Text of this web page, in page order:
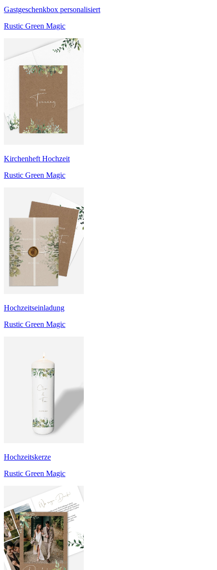
Gastgeschenkbox personalisiert
Rustic Green Magic
Kirchenheft Hochzeit
Rustic Green Magic
Hochzeitseinladung
Rustic Green Magic
Hochzeitskerze
Rustic Green Magic